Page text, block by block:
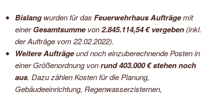
Bislangwurden für das Feuerwehrhaus Aufträgemit
einerGesamtsummevon2.845.114,54 € vergeben (inkl.
der Aufträge vom 22.02.2022).
Weitere Aufträgeund noch einzuberechnende Posten in
einer Größenordnung vonrund 403.000 € stehen noch
aus. Dazu zählen Kosten für die Planung,
Gebäudeeinrichtung, Regenwasserzisternen,